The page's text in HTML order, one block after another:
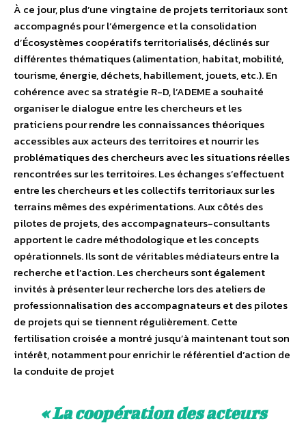
À ce jour, plus d’une vingtaine de projets territoriaux sont
accompagnés pour l’émergence et la consolidation
d’Écosystèmes coopératifs territorialisés, déclinés sur
différentes thématiques (alimentation, habitat, mobilité,
tourisme, énergie, déchets, habillement, jouets, etc.). En
cohérence avec sa stratégie R-D, l’ADEME a souhaité
organiser le dialogue entre les chercheurs et les
praticiens pour rendre les connaissances théoriques
accessibles aux acteurs des territoires et nourrir les
problématiques des chercheurs avec les situations réelles
rencontrées sur les territoires. Les échanges s’effectuent
entre les chercheurs et les collectifs territoriaux sur les
terrains mêmes des expérimentations. Aux côtés des
pilotes de projets, des accompagnateurs-consultants
apportent le cadre méthodologique et les concepts
opérationnels. Ils sont de véritables médiateurs entre la
recherche et l’action. Les chercheurs sont également
invités à présenter leur recherche lors des ateliers de
professionnalisation des accompagnateurs et des pilotes
de projets qui se tiennent régulièrement. Cette
fertilisation croisée a montré jusqu’à maintenant tout son
intérêt, notamment pour enrichir le référentiel d’action de
la conduite de projet
« La coopération des acteurs